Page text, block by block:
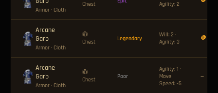
Armor · Cloth
Chest
Agility: 2
Arcane
Garb
Armor · Cloth
🧥
Chest
Legendary
Will: 2 ·
Agility: 3
🪙 120
Arcane
Garb
Armor · Cloth
🧥
Chest
Poor
Agility: 1 ·
Move
Speed: -5
—